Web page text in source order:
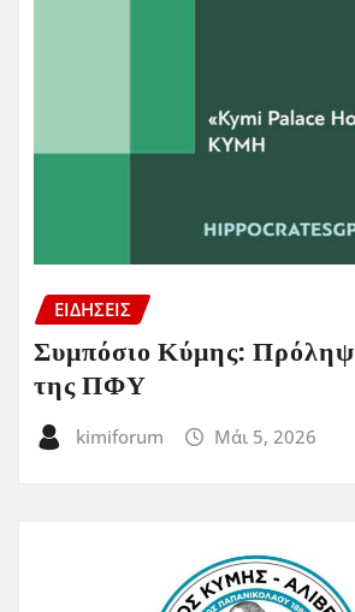
ΕΙΔΗΣΕΙΣ
Συμπόσιο Κύμης:
της ΠΦΥ
kimiforum Μάι 5, 2026